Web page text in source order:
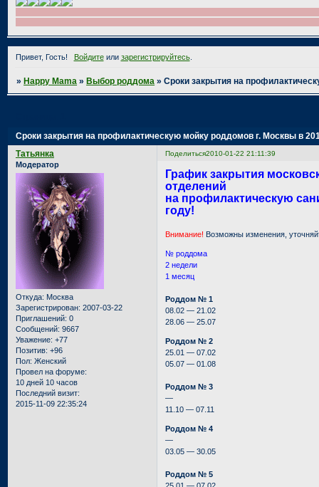
Привет, Гость! Войдитеили зарегистрируйтесь.
»Happy Mama »Выбор роддома »Сроки закрытия на
Сроки закрытия на профилактическую мойку роддомов г. Москвы в
Поделиться2010-01-22 21:11:39
Татьянка
Модератор
Откуда: Москва
Зарегистрирован: 2007-03-22
Приглашений: 0
Сообщений: 9667
Уважение: +77
Позитив: +96
Пол: Женский
Провел на форуме:
10 дней 10 часов
Последний визит:
2015-11-09 22:35:24
График закрытия
отделений
на профилактическую
году!
Внимание! Возможны изменения,
№ роддома
2 недели
1 месяц
Роддом № 1
08.02 — 21.02
28.06 — 25.07
Роддом № 2
25.01 — 07.02
05.07 — 01.08
Роддом № 3
—
11.10 — 07.11
Роддом № 4
—
03.05 — 30.05
Роддом № 5
25.01 — 07.02